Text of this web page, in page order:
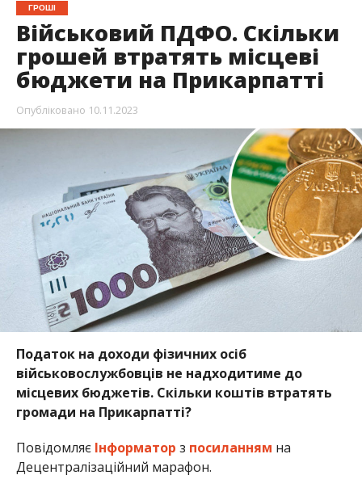
ГРОШІ
Військовий ПДФО. Скільки
грошей втратять місцеві
бюджети на Прикарпатті
Опубліковано 10.11.2023
Податок на доходи фізичних осіб
військовослужбовців не надходитиме до
місцевих бюджетів. Скільки коштів втратять
громади на Прикарпатті?
Повідомляє Інформатор з посиланням на
Децентралізаційний марафон.